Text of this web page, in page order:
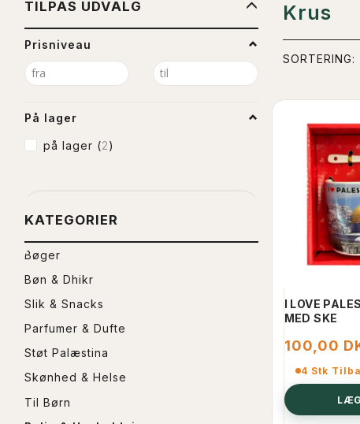
TILPAS UDVALG
SKIFTE
FILTER
Prisniveau
På lager
på lager (2)
KATEGORIER
Bøger
Bøn & Dhikr
Slik & Snacks
Parfumer & Dufte
Støt Palæstina
Skønhed & Helse
Til Børn
Krus
SORTERING:
I LOVE
MED SKE
100,00
4 Stk